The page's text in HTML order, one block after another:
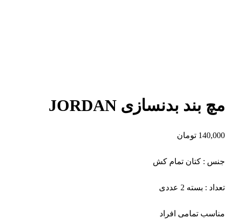
مچ بند بدنسازی JORDAN
140,000 تومان
جنس : کتان تمام کش
تعداد : بسته 2 عددی
مناسب تمامی افراد